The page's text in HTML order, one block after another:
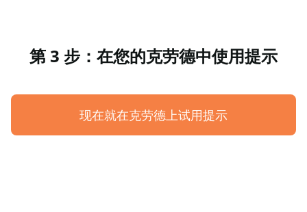
第 3 步：在您的克劳德中使用提示
现在就在克劳德上试用提示